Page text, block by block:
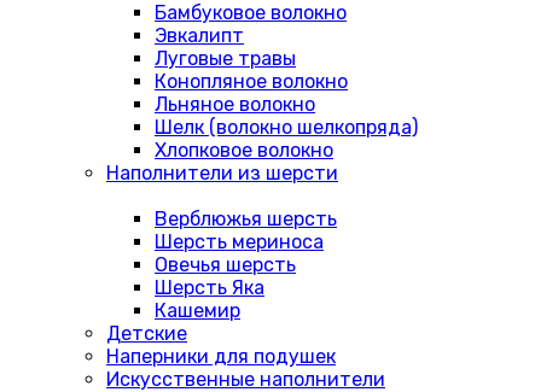
Бамбуковое волокно
Эвкалипт
Луговые травы
Конопляное волокно
Льняное волокно
Шелк (волокно шелкопряда)
Хлопковое волокно
Наполнители из шерсти
Верблюжья шерсть
Шерсть мериноса
Овечья шерсть
Шерсть Яка
Кашемир
Детские
Наперники для подушек
Искусственные наполнители